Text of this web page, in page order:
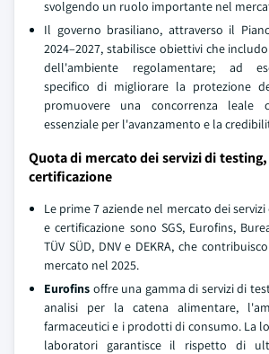
svolgendo un ruolo importante nel
Il governo brasiliano, attraverso il
2024–2027, stabilisce obiettivi che
dell'ambiente regolamentare; ad
specifico di migliorare la protezione
promuovere una concorrenza leale
essenziale per l'avanzamento e la
Quota di mercato dei servizi di
certificazione
Le prime 7 aziende nel mercato dei
e certificazione sono SGS, Eurofins,
TÜV SÜD, DNV e DEKRA, che
mercato nel 2025.
Eurofins offre una gamma di servizi di
analisi per la catena alimentare,
farmaceutici e i prodotti di consumo. La
laboratori garantisce il rispetto di